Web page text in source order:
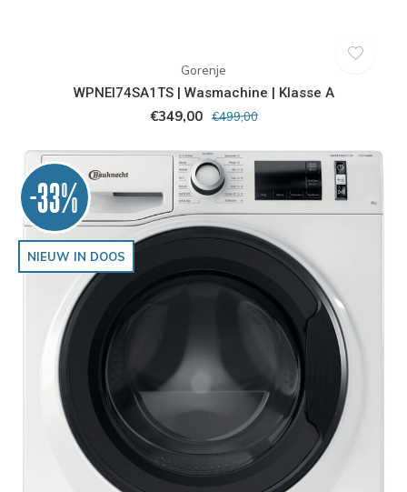
Gorenje
WPNEI74SA1TS | Wasmachine | Klasse A
€349,00 €499,00
-33%
NIEUW IN DOOS